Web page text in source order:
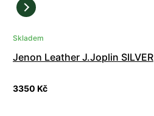
Skladem
Jenon Leather J.Joplin SILVER
3350 Kč